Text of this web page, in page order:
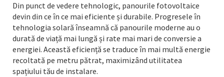
Din punct de vedere tehnologic, panourile fotovoltaice
devin din ce în ce mai eficiente și durabile. Progresele în
tehnologia solară înseamnă că panourile moderne au o
durată de viață mai lungă și rate mai mari de conversie a
energiei. Această eficiență se traduce în mai multă energie
recoltată pe metru pătrat, maximizând utilitatea
spațiului tău de instalare.